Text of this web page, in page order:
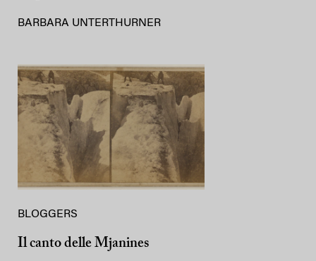
BARBARA UNTERTHURNER
BLOGGERS
Il canto delle Mjanines